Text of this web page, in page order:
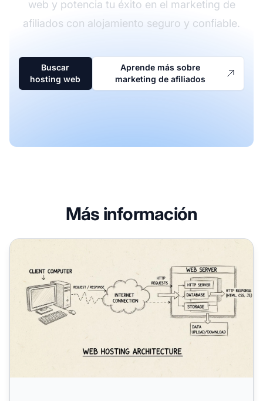
web y potencia tu éxito en el marketing de
afiliados con alojamiento seguro y confiable.
Buscar
hosting web
Aprende más sobre
marketing de afiliados
Más información
¿Qué hace un proveedor de alojamiento web? Guía